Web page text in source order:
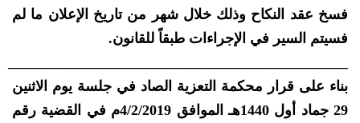
فسخ عقد النكاح وذلك خلال شهر من تاريخ الإعلان ما لم
فسيتم السير في الإجراءات طبقاً للقانون.
بناء على قرار محكمة التعزية الصاد في جلسة يوم الاثنين
29 جماد أول 1440هـ الموافق 4/2/2019م في القضية رقم